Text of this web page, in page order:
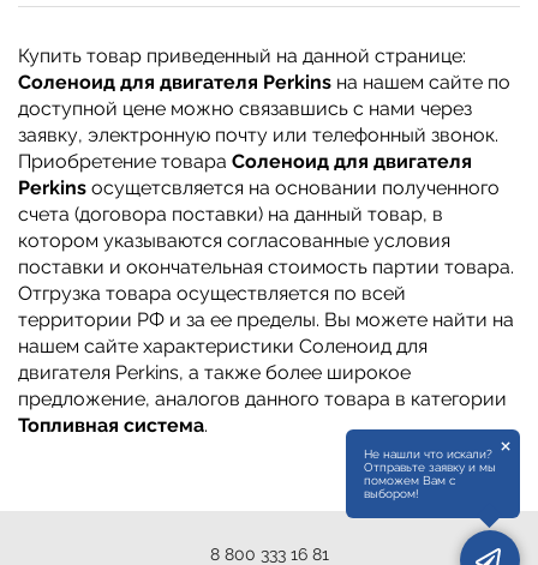
Купить товар приведенный на данной странице:
Соленоид для двигателя Perkins на нашем сайте по
доступной цене можно связавшись с нами через
заявку, электронную почту или телефонный звонок.
Приобретение товара Соленоид для двигателя
Perkins осущетсвляется на основании полученного
счета (договора поставки) на данный товар, в
котором указываются согласованные условия
поставки и окончательная стоимость партии товара.
Отгрузка товара осуществляется по всей
территории РФ и за ее пределы. Вы можете найти на
нашем сайте характеристики Соленоид для
двигателя Perkins, а также более широкое
предложение, аналогов данного товара в категории
Топливная система.
8 800 333 16 81
Не нашли что искали?
Отправьте заявку и мы
поможем Вам с
выбором!
×